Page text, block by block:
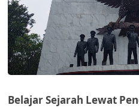
Belajar Sejarah Lewat